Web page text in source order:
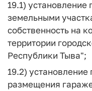
19.1)
земельными
собственность на
территории
Республики Тыва";
19.2)
размещения